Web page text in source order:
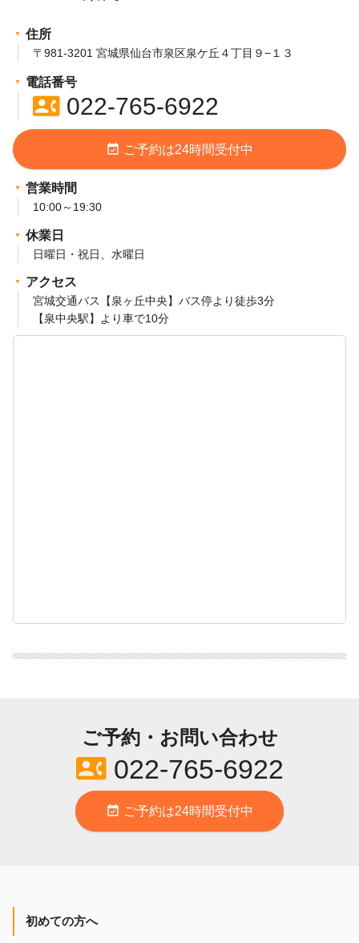
住所
〒981-3201 宮城県仙台市泉区泉ケ丘４丁目９−１３
電話番号
contact_phone022-765-6922
event_available ご予約は24時間受付中
営業時間
10:00～19:30
休業日
日曜日・祝日、水曜日
アクセス
宮城交通バス【泉ヶ丘中央】バス停より徒歩3分
【泉中央駅】より車で10分
ご予約・お問い合わせ
contact_phone022-765-6922
event_available ご予約は24時間受付中
初めての方へ